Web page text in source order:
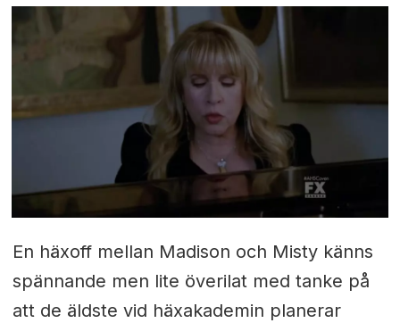
En häxoff mellan Madison och Misty känns
spännande men lite överilat med tanke på
att de äldste vid häxakademin planerar